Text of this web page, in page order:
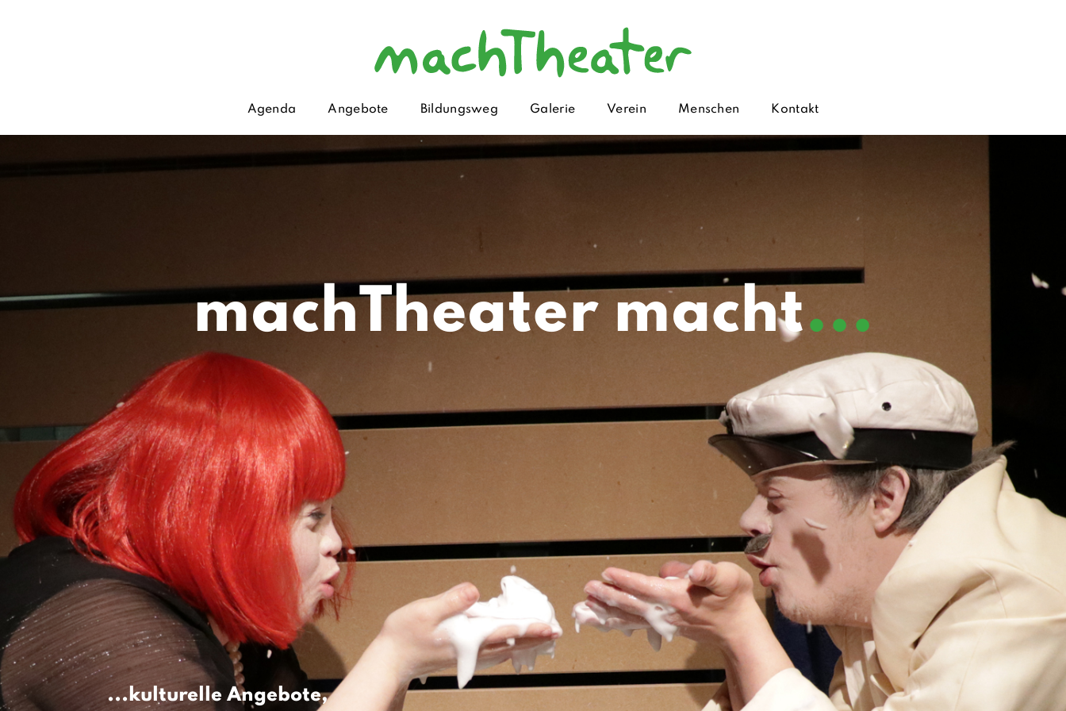
Agenda Angebote Bildungsweg Galerie Verein Menschen Kontakt
machTheater macht...
...kulturelle Angebote,